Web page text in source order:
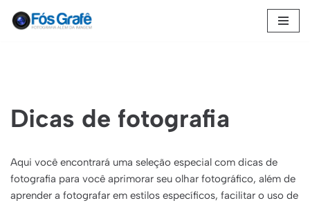
Dicas de fotografia
Aqui você encontrará uma seleção especial com dicas de
fotografia para você aprimorar seu olhar fotográfico, além de
aprender a fotografar em estilos específicos, facilitar o uso de